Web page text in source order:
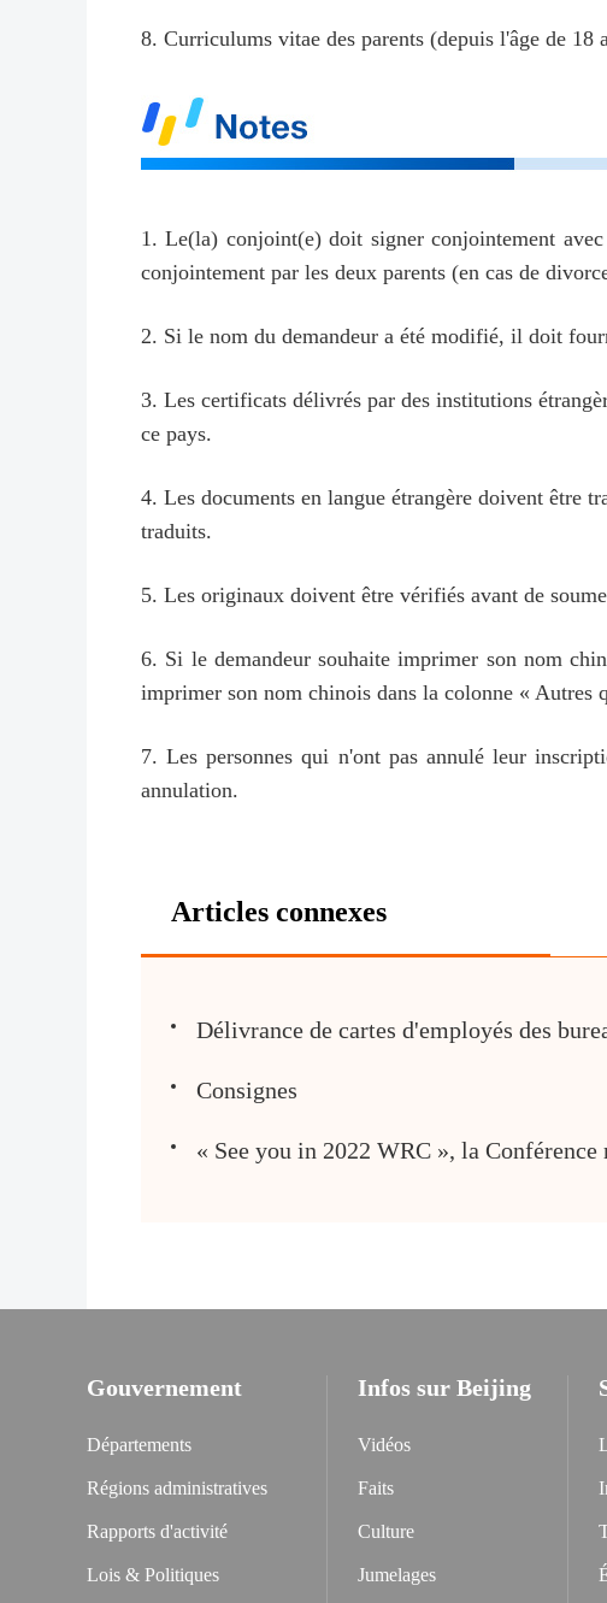
8. Curriculums vitae des parents (depuis l'âge de
1. Le(la) conjoint(e) doit signer conjointement
conjointement par les deux parents (en cas de
2. Si le nom du demandeur a été modifié, il doit
3. Les certificats délivrés par des institutions
ce pays.
4. Les documents en langue étrangère doivent être
traduits.
5. Les originaux doivent être vérifiés avant de
6. Si le demandeur souhaite imprimer son nom
imprimer son nom chinois dans la colonne « Autres
7. Les personnes qui n'ont pas annulé leur
annulation.
Articles connexes
Délivrance de cartes d'employés des
Consignes
« See you in 2022 WRC », la
Gouvernement
Départements
Régions administratives
Rapports d'activité
Lois & Politiques
Infos sur Beijing
Vidéos
Faits
Culture
Jumelages